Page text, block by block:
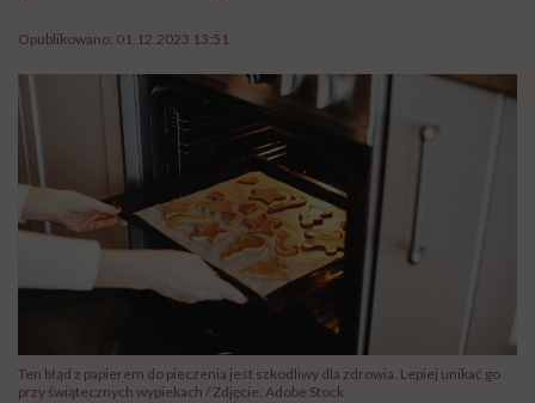
Opublikowano: 01.12.2023 13:51
Ten błąd z papierem do pieczenia jest szkodliwy dla zdrowia. Lepiej unikać go
przy świątecznych wypiekach / Zdjęcie: Adobe Stock